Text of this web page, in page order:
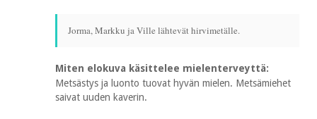
Jorma, Markku ja Ville lähtevät hirvimetälle.
Miten elokuva käsittelee mielenterveyttä:
Metsästys ja luonto tuovat hyvän mielen. Metsämiehet
saivat uuden kaverin.